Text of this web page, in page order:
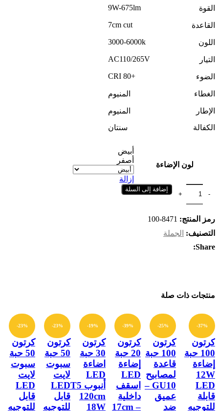
هو:
القوة 9W-675lm
القاعدة
اللون 3000-6000k
التيار AC110/265V
الضوء +CRI 80
الغطاء المنيوم
الإطار
المنيوم
الكفالة
سنتان
لون الإضاءة
أبيض
أصفر
إزالة
إضافة إلى السلة
رمز المنتج: 8471-100
التصنيف: الجملة
Share:
منتجات ذات صلة
-37%
كرتون
100 حبة
إضاءة
12W
LED
قابلة
للتوجيه
-25%
كرتون
100 حبة
قاعدة
لمصابيح
GU10 –
عميق
ضد
-39%
كرتون
20 حبة
إضاءة
LED
اسقف
داخلية
17cm –
-19%
كرتون
30 حبة
اضاءة
LED
أنبوب T5
120cm
18W
-23%
كرتون
50 حبة
سبوت
لايت
LED
قابل
للتوجيه
-23%
كرتون
50 حبة
سبوت
لايت
LED
قابل
للتوجيه